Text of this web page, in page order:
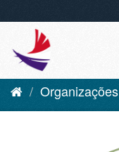
Organizações